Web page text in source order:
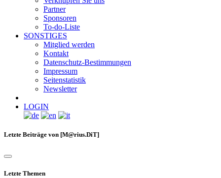
Partner
Sponsoren
To-do-Liste
SONSTIGES
Mitglied werden
Kontakt
Datenschutz-Bestimmungen
Impressum
Seitenstatistik
Newsletter
LOGIN
Letzte Beiträge von [M@rius.DiT]
Letzte Themen